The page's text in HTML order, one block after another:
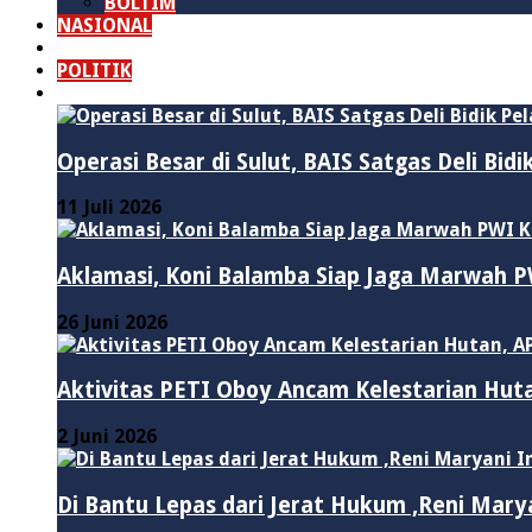
NASIONAL
POLITIK
Operasi Besar di Sulut, BAIS Satgas Deli
11 Juli 2026
Aklamasi, Koni Balamba Siap Jaga Marwah
26 Juni 2026
Aktivitas PETI Oboy Ancam Kelestarian
2 Juni 2026
Di Bantu Lepas dari Jerat Hukum ,Reni